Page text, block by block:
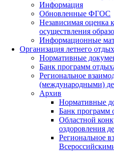
Информация
Обновленные ФГОС
Независимая оценка
осуществления
Информационные
Организация летнего
Нормативные
Банк программ
Региональное
(международными)
Архив
Нормативные
Банк программ
Областной
оздоровления
Региональное